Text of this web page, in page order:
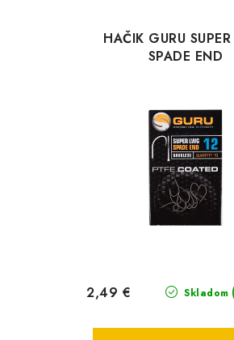
HAČIK GURU
SPADE END
Skladom
2,49 €